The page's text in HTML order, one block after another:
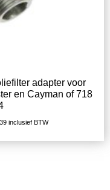
adapter voor
en Cayman of 718
inclusief BTW